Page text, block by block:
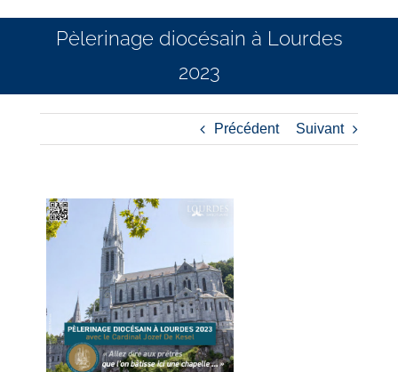
Pèlerinage diocésain à Lourdes
2023
Précédent Suivant